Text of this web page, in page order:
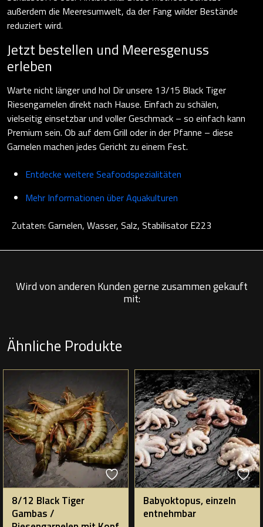
außerdem die Meeresumwelt, da der Fang wilder Bestände
reduziert wird.
Jetzt bestellen und Meeresgenuss
erleben
Warte nicht länger und hol Dir unsere 13/15 Black Tiger
Riesengarnelen direkt nach Hause. Einfach zu schälen,
vielseitig einsetzbar und voller Geschmack – so einfach kann
Premium sein. Ob auf dem Grill oder in der Pfanne – diese
Garnelen machen jedes Gericht zu einem Fest.
Entdecke weitere Seafoodspezialitäten
Mehr Informationen über Aquakulturen
Zutaten: Garnelen, Wasser, Salz, Stabilisator E223
Wird von anderen Kunden gerne zusammen gekauft
mit:
Ähnliche Produkte
8/12 Black Tiger
Gambas /
Babyoktopus, einzeln
entnehmbar